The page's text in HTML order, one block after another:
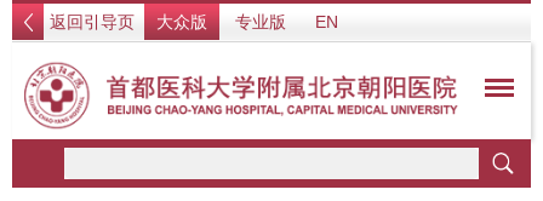
返回引导页 大众版 专业版 EN